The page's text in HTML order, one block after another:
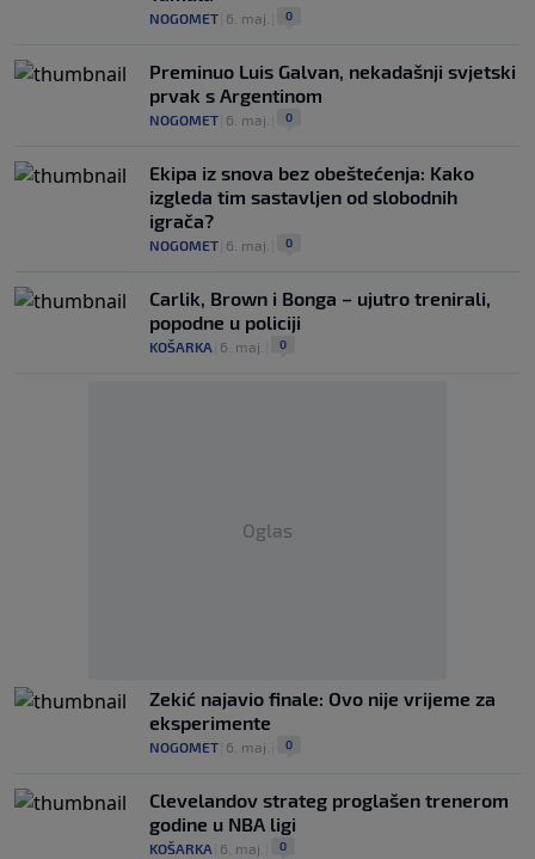
NOGOMET 6. maj. 0
Preminuo Luis Galvan, nekadašnji svjetski
prvak s Argentinom
NOGOMET 6. maj. 0
Ekipa iz snova bez obeštećenja: Kako
izgleda tim sastavljen od slobodnih
igrača?
NOGOMET 6. maj. 0
Carlik, Brown i Bonga – ujutro trenirali,
popodne u policiji
KOŠARKA 6. maj. 0
Oglas
Zekić najavio finale: Ovo nije vrijeme za
eksperimente
NOGOMET 6. maj. 0
Clevelandov strateg proglašen trenerom
godine u NBA ligi
KOŠARKA 6. maj. 0